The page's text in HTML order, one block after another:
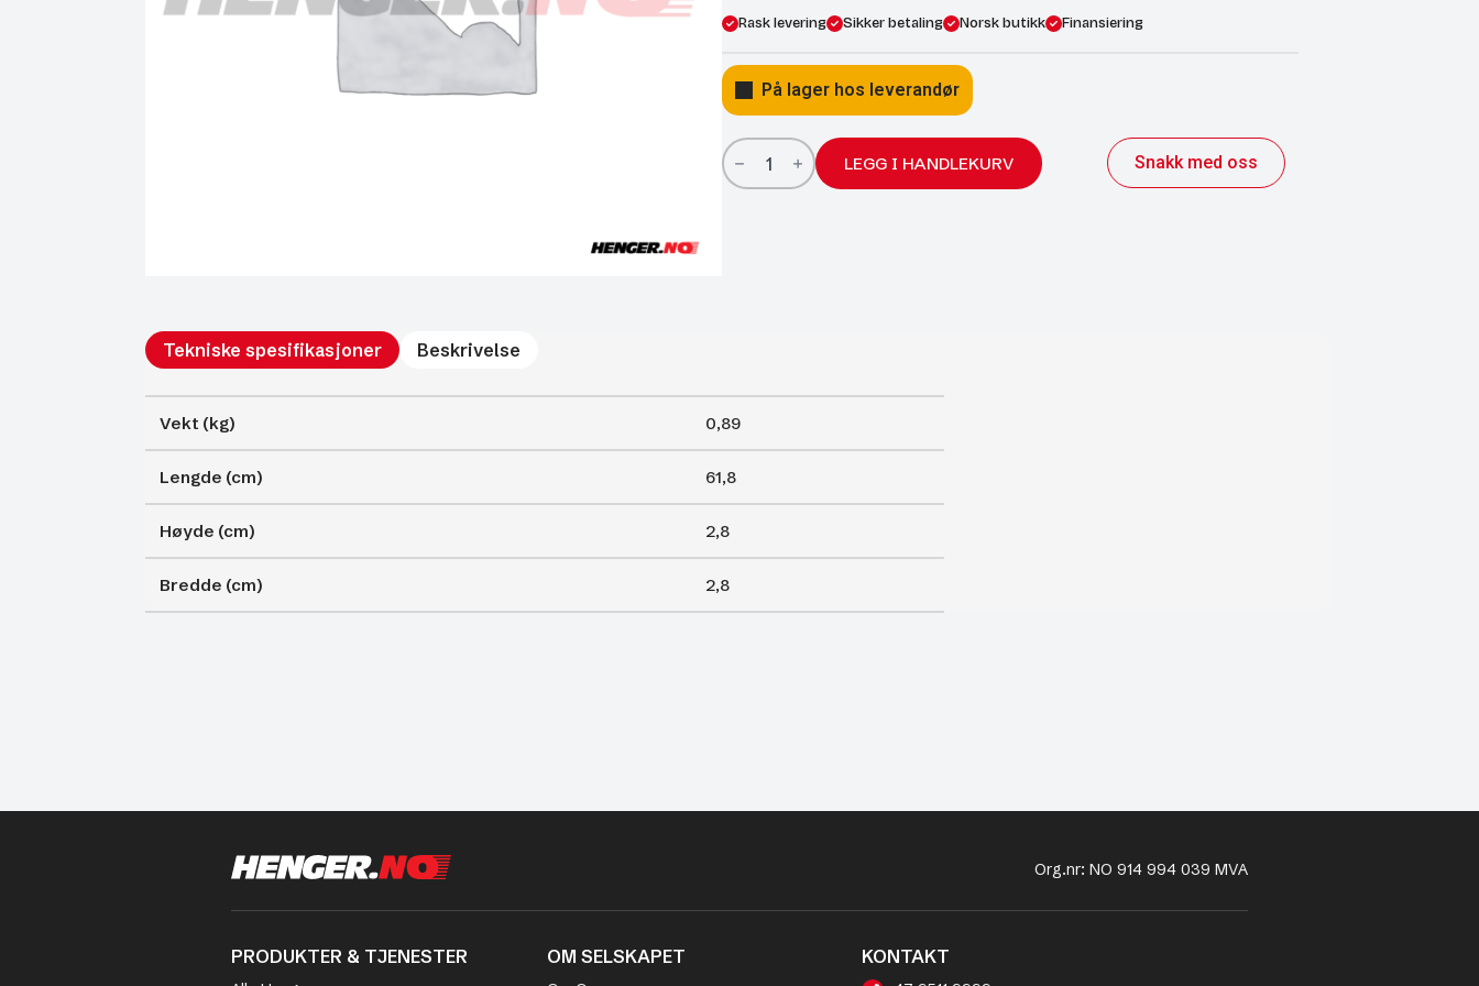
Rask levering Sikker betaling Norsk butikk Finansiering
På lager hos leverandør
Gassfjærer
Arctic
27/14;
LEGG I HANDLEKURV Snakk med oss
Tekniske spesifikasjoner Beskrivelse
Vekt (kg) 0,89
Lengde (cm) 61,8
Høyde (cm) 2,8
Bredde (cm) 2,8
Org.nr: NO 914 994 039 MVA
PRODUKTER & TJENESTER OM SELSKAPET KONTAKT